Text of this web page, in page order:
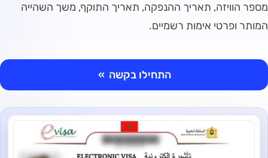
מספר הוויזה, תאריך ההנפקה, תאריך התוקף, משך השהייה
המותר ופרטי אימות רשמיים.
התחילו בקשה »